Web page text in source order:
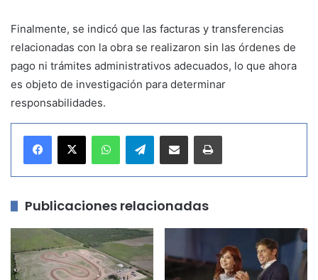
Finalmente, se indicó que las facturas y transferencias
relacionadas con la obra se realizaron sin las órdenes de
pago ni trámites administrativos adecuados, lo que ahora
es objeto de investigación para determinar
responsabilidades.
Telegram
Publicaciones relacionadas